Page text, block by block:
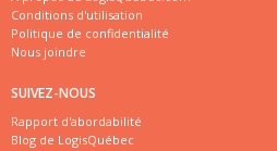
Conditions d'utilisation
Politique de confidentialité
Nous joindre
SUIVEZ-NOUS
Rapport d'abordabilité
Blog de LogisQuébec